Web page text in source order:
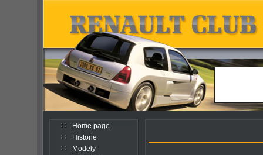
Home page
Historie
Modely